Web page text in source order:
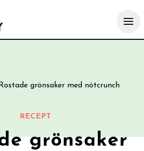
grönsaker med nötcrunch
RECEPT
grönsaker